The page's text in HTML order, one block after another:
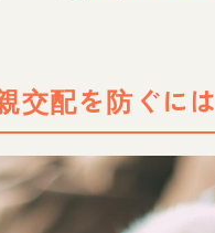
交配を防ぐには